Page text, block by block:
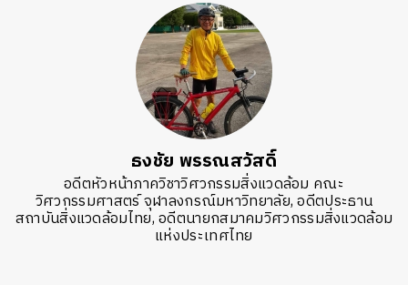
ธงชัย พรรณสวัสดิ์
อดีตหัวหน้าภาควิชาวิศวกรรมสิ่งแวดล้อม คณะ
วิศวกรรมศาสตร์ จุฬาลงกรณ์มหาวิทยาลัย, อดีตประธาน
สถาบันสิ่งแวดล้อมไทย, อดีตนายกสมาคมวิศวกรรมสิ่งแวดล้อม
แห่งประเทศไทย